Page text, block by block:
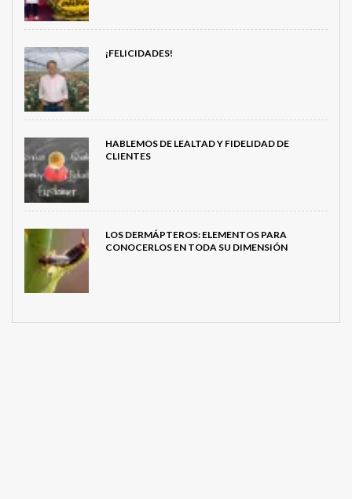
¡FELICIDADES!
HABLEMOS DE LEALTAD Y FIDELIDAD DE
CLIENTES
LOS DERMÁPTEROS: ELEMENTOS PARA
CONOCERLOS EN TODA SU DIMENSIÓN